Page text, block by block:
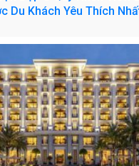
Du Khách Yêu Thích